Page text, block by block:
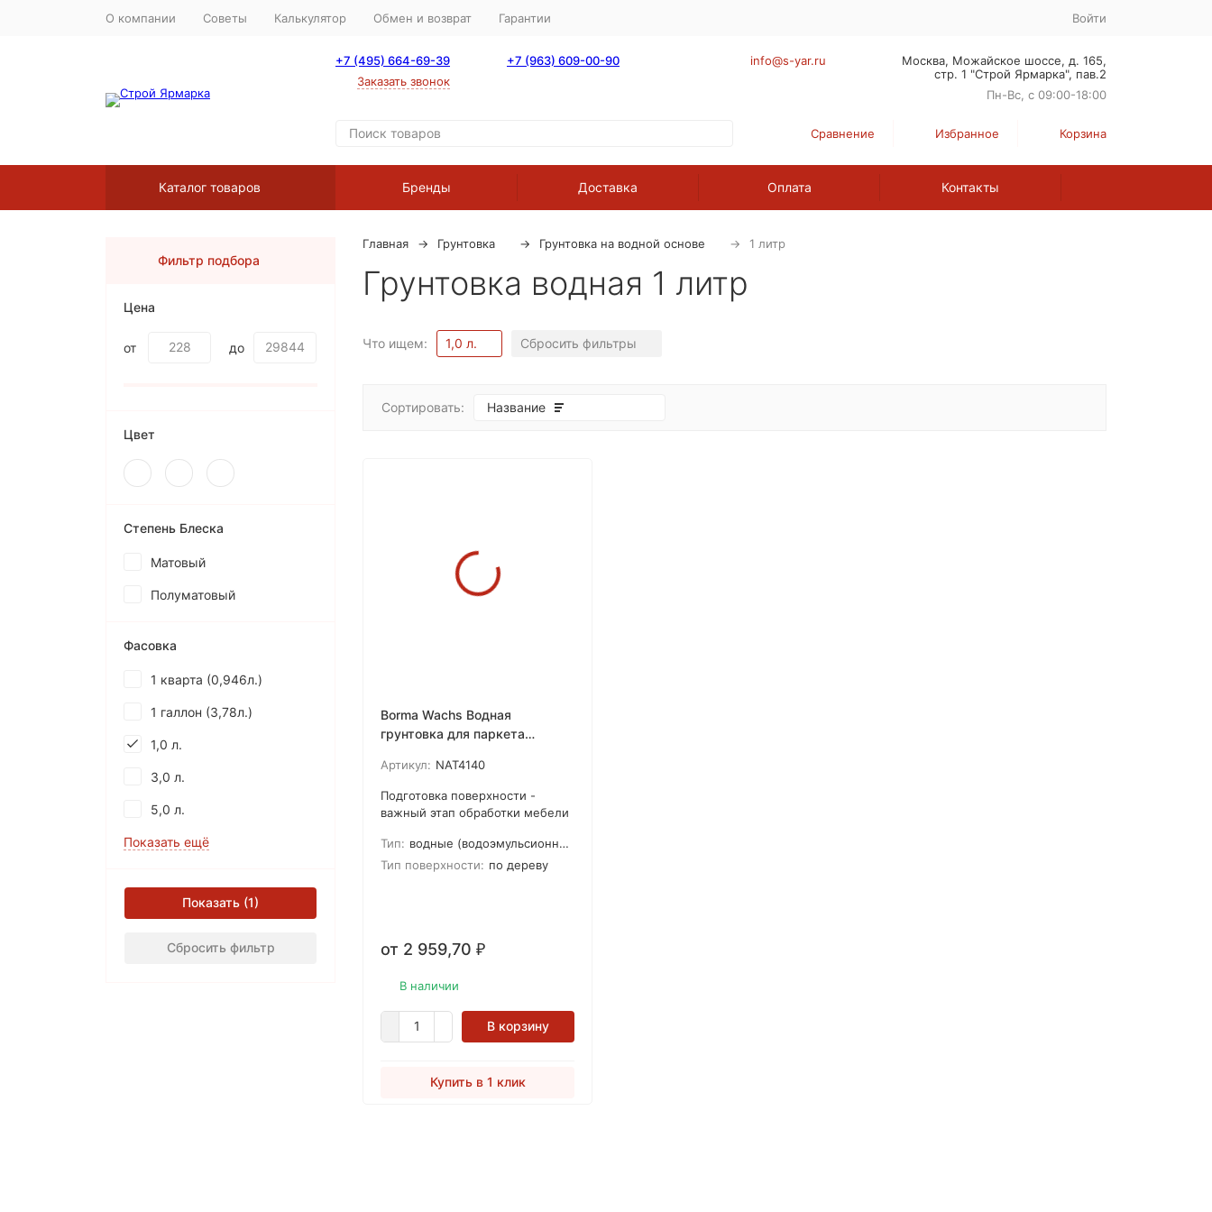
О компании Советы Калькулятор Обмен и возврат Гарантии Войти
+7 (495) 664-69-39
Заказать звонок
+7 (963) 609-00-90 info@s-yar.ru
Москва, Можайское шоссе, д. 165,
стр. 1 "Строй Ярмарка", пав.2
Пн-Вс, с 09:00-18:00
Сравнение Избранное Корзина
Каталог товаров Бренды Доставка Оплата Контакты
Главная Грунтовка Грунтовка на водной основе 1 литр
Грунтовка водная 1 литр
Что ищем: 1,0 л. Сбросить фильтры
Сортировать: Название
Borma Wachs Водная
грунтовка для паркета
Артикул: NAT4140
Подготовка поверхности -
важный этап обработки мебели
нужного материала. Для
паркета идеально подходит
обеспечивает лучшее
цвет финишного покрытия.
Тип: водные (водоэмульсионные)
Тип поверхности: по дереву
от 2 959,70 ₽
В наличии
В корзину
Купить в 1 клик
Фильтр подбора
Цена
от до
Цвет
Степень Блеска
Матовый
Полуматовый
Фасовка
1 кварта (0,946л.)
1 галлон (3,78л.)
1,0 л.
3,0 л.
5,0 л.
Показать ещё
Показать
Сбросить фильтр